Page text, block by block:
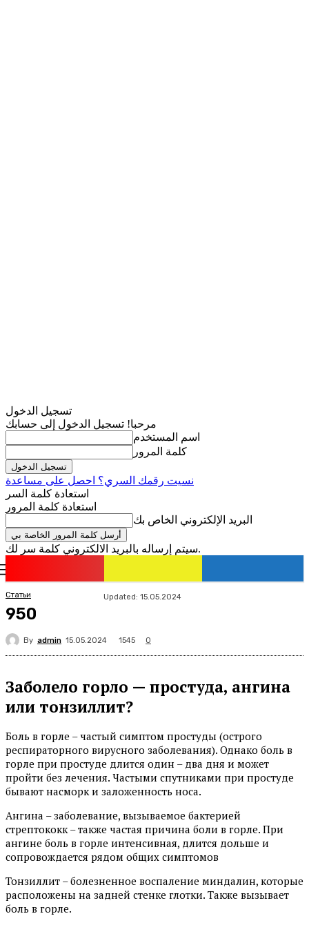
تسجيل الدخول
مرحبا! تسجيل الدخول إلى حسابك
اسم المستخدم
كلمة المرور
نسيت رقمك السري؟ احصل على مساعدة
استعادة كلمة السر
استعادة كلمة المرور
البريد الإلكتروني الخاص بك
سيتم إرساله بالبريد الالكتروني كلمة سر لك.
Статьи Updated: 15.05.2024
950
By admin 15.05.2024 1545 0
Заболело горло — простуда, ангина
или тонзиллит?
Боль в горле – частый симптом простуды (острого
респираторного вирусного заболевания). Однако боль в
горле при простуде длится один – два дня и может
пройти без лечения. Частыми спутниками при простуде
бывают насморк и заложенность носа.
Ангина – заболевание, вызываемое бактерией
стрептококк – также частая причина боли в горле. При
ангине боль в горле интенсивная, длится дольше и
сопровождается рядом общих симптомов
Тонзиллит – болезненное воспаление миндалин, которые
расположены на задней стенке глотки. Также вызывает
боль в горле.